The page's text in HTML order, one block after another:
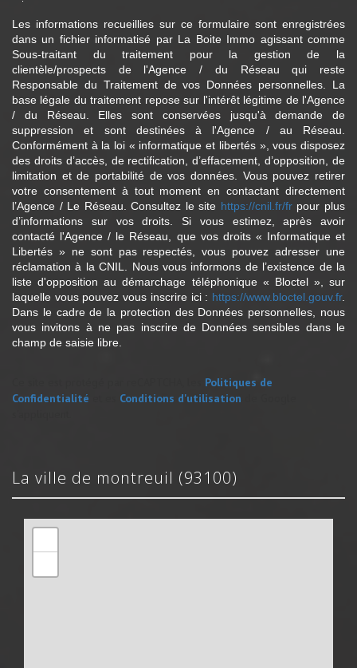
Les informations recueillies sur ce formulaire sont enregistrées
dans un fichier informatisé par La Boite Immo agissant comme
Sous-traitant du traitement pour la gestion de la
clientèle/prospects de l'Agence / du Réseau qui reste
Responsable du Traitement de vos Données personnelles. La
base légale du traitement repose sur l'intérêt légitime de l'Agence
/ du Réseau. Elles sont conservées jusqu'à demande de
suppression et sont destinées à l'Agence / au Réseau.
Conformément à la loi « informatique et libertés », vous disposez
des droits d’accès, de rectification, d’effacement, d’opposition, de
limitation et de portabilité de vos données. Vous pouvez retirer
votre consentement à tout moment en contactant directement
l’Agence / Le Réseau. Consultez le site https://cnil.fr/frpour plus
d’informations sur vos droits. Si vous estimez, après avoir
contacté l'Agence / le Réseau, que vos droits « Informatique et
Libertés » ne sont pas respectés, vous pouvez adresser une
réclamation à la CNIL. Nous vous informons de l’existence de la
liste d'opposition au démarchage téléphonique « Bloctel », sur
laquelle vous pouvez vous inscrire ici : https://www.bloctel.gouv.fr.
Dans le cadre de la protection des Données personnelles, nous
vous invitons à ne pas inscrire de Données sensibles dans le
champ de saisie libre.
Politiques de
Confidentialité
Conditions d'utilisation
la ville de montreuil (93100)